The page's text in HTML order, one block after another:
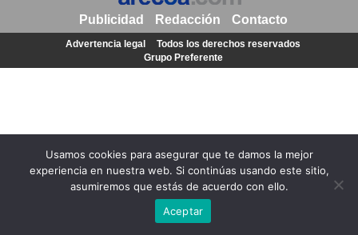
Usamos cookies para asegurar que te damos la mejor
experiencia en nuestra web. Si continúas usando este sitio,
asumiremos que estás de acuerdo con ello.
Aceptar
Publicidad Redacción Contacto
Advertencia legal
Todos los derechos reservados
Grupo Preferente